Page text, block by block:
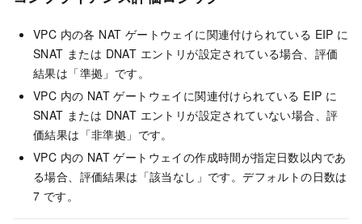
VPC 内の各 NAT ゲートウェイに関連付けられている EIP に
SNAT または DNAT エントリが設定されている場合、評価
結果は「準拠」です。
VPC 内の NAT ゲートウェイに関連付けられている EIP に
SNAT または DNAT エントリが設定されていない場合、評
価結果は「非準拠」です。
VPC 内の NAT ゲートウェイの作成時間が指定日数以内であ
る場合、評価結果は「該当なし」です。デフォルトの日数は
7 です。